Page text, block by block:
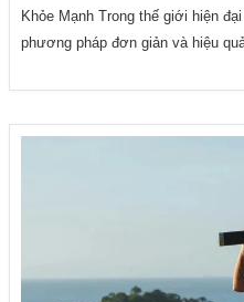
Khỏe Mạnh Trong thế giới hiện
phương pháp đơn giản và hiệu